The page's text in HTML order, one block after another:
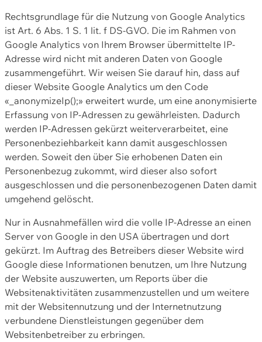
Rechtsgrundlage für die Nutzung von Google Analytics
ist Art. 6 Abs. 1 S. 1 lit. f DS-GVO. Die im Rahmen von
Google Analytics von Ihrem Browser übermittelte IP-
Adresse wird nicht mit anderen Daten von Google
zusammengeführt. Wir weisen Sie darauf hin, dass auf
dieser Website Google Analytics um den Code
«_anonymizeIp();» erweitert wurde, um eine anonymisierte
Erfassung von IP-Adressen zu gewährleisten. Dadurch
werden IP-Adressen gekürzt weiterverarbeitet, eine
Personenbeziehbarkeit kann damit ausgeschlossen
werden. Soweit den über Sie erhobenen Daten ein
Personenbezug zukommt, wird dieser also sofort
ausgeschlossen und die personenbezogenen Daten damit
umgehend gelöscht.
Nur in Ausnahmefällen wird die volle IP-Adresse an einen
Server von Google in den USA übertragen und dort
gekürzt. Im Auftrag des Betreibers dieser Website wird
Google diese Informationen benutzen, um Ihre Nutzung
der Website auszuwerten, um Reports über die
Websitenaktivitäten zusammenzustellen und um weitere
mit der Websitennutzung und der Internetnutzung
verbundene Dienstleistungen gegenüber dem
Websitenbetreiber zu erbringen.